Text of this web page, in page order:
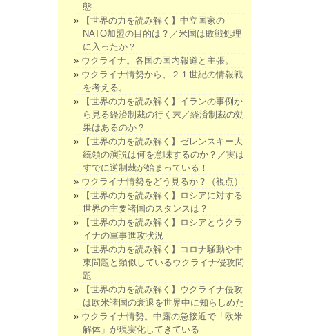
態
【世界の力を読み解く】中立国家の
NATO加盟の目的は？／米国は敗戦処理
に入ったか？
ウクライナ。各国の国内報道と主張。
ウクライナ情勢から、２１世紀の情報戦
を考える。
【世界の力を読み解く】イランの事例か
ら見る経済制裁の行く末／経済制裁の効
果はあるのか？
【世界の力を読み解く】ゼレンスキー大
統領の演説は何を意味するのか？／実は
すでに逆制裁が始まっている！
ウクライナ情勢をどう見るか？（視点）
【世界の力を読み解く】ロシアに対する
世界の主要諸国のスタンスは？
【世界の力を読み解く】ロシアとウクラ
イナの軍事進攻状況
【世界の力を読み解く】コロナ騒動や中
東問題と類似しているウクライナ侵攻問
題
【世界の力を読み解く】ウクライナ侵攻
は欧米諸国の衰退を世界中に知らしめた
ウクライナ情勢。中露の急接近で「欧米
解体」が現実化してきている